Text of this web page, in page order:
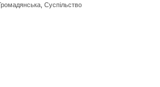
,Суспільство